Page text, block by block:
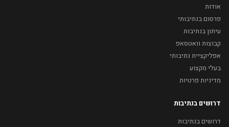
אודות
פרסום בנתיבותי
עיתון בנתיבות
קבוצות וואטסאפ
אפליקציית נתיבותי
בעלי מקצוע
מדיניות פרטיות
דרושים בנתיבות
דרושים בנתיבות